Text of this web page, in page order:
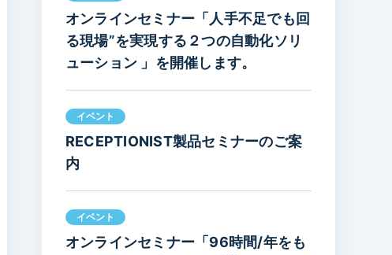
オンラインセミナー「人手不足でも回
る現場”を実現する２つの自動化ソリ
ューション 」を開催します。
イベント
RECEPTIONIST製品セミナーのご案
内
イベント
オンラインセミナー「96時間/年をも